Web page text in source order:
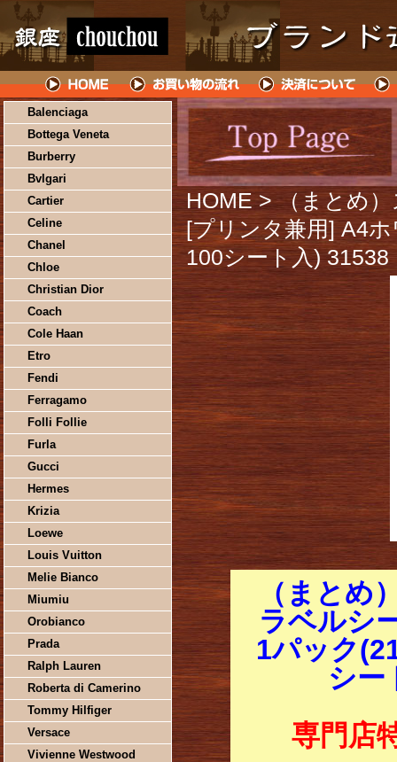
Balenciaga
Bottega Veneta
Burberry
Bvlgari
Cartier
Celine
Chanel
Chloe
Christian Dior
Coach
Cole Haan
Etro
Fendi
Ferragamo
Folli Follie
Furla
Gucci
Hermes
Krizia
Loewe
Louis Vuitton
Melie Bianco
Miumiu
Orobianco
Prada
Ralph Lauren
Roberta di Camerino
Tommy Hilfiger
Versace
Vivienne Westwood
HOME > （まとめ
[プリンタ兼用] A4
100シート入)
（まとめ
ラベルシ
1パック
シー
専門店